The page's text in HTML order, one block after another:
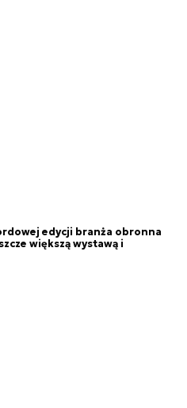
edycji branża obronna
większą wystawą i